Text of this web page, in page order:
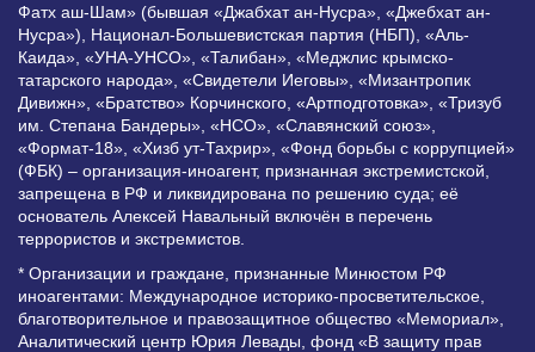
Фатх аш-Шам» (бывшая «Джабхат ан-Нусра», «Джебхат ан-
Нусра»), Национал-Большевистская партия (НБП), «Аль-
Каида», «УНА-УНСО», «Талибан», «Меджлис крымско-
татарского народа», «Свидетели Иеговы», «Мизантропик
Дивижн», «Братство» Корчинского, «Артподготовка», «Тризуб
им. Степана Бандеры», «НСО», «Славянский союз»,
«Формат-18», «Хизб ут-Тахрир», «Фонд борьбы с коррупцией»
(ФБК) – организация-иноагент, признанная экстремистской,
запрещена в РФ и ликвидирована по решению суда; её
основатель Алексей Навальный включён в перечень
террористов и экстремистов.
* Организации и граждане, признанные Минюстом РФ
иноагентами: Международное историко-просветительское,
благотворительное и правозащитное общество «Мемориал»,
Аналитический центр Юрия Левады, фонд «В защиту прав